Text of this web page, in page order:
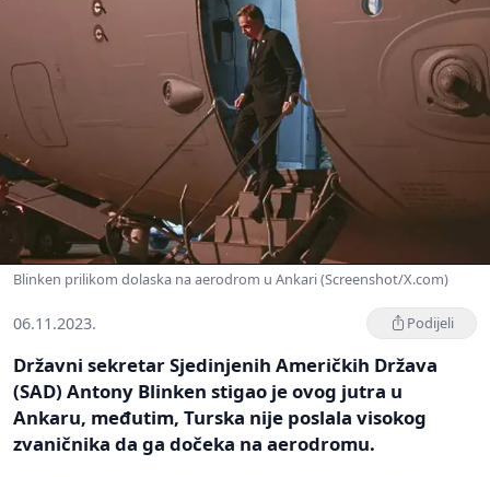
Blinken prilikom dolaska na aerodrom u Ankari (Screenshot/X.com)
06.11.2023. Podijeli
Državni sekretar Sjedinjenih Američkih Država
(SAD) Antony Blinken stigao je ovog jutra u
Ankaru, međutim, Turska nije poslala visokog
zvaničnika da ga dočeka na aerodromu.